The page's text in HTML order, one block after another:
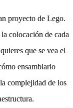
proyecto de Lego.
colocación de cada
que se vea el
ensamblarlo
complejidad de los